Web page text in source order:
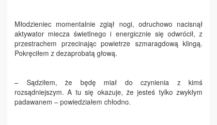
Młodzieniec momentalnie zgiął nogi, odruchowo nacisnął
aktywator miecza świetlnego i energicznie się odwrócił, z
przestrachem przecinając powietrze szmaragdową klingą.
Pokręciłem z dezaprobatą głową.
– Sądziłem, że będę miał do czynienia z kimś
rozsądniejszym. A tu się okazuje, że jesteś tylko zwykłym
padawanem – powiedziałem chłodno.